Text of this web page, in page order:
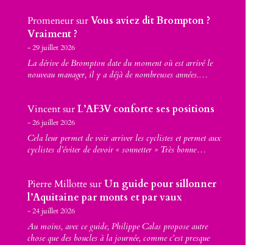
PromeneursurVous aviez dit Brompton ?
Vraiment ?
29 juillet 2026
La dérive de Brompton date du moment où est arrivé le
nouveau manager, il y a déjà de nombreuses années.…
VincentsurL’AF3V conforte ses positions
26 juillet 2026
Cela leur permet de voir arriver les cyclistes et permet aux
cyclistes d’éviter de devoir « sonnetter » Très bonne…
Pierre MillottesurUn guide pour sillonner
l’Aquitaine par monts et par vaux
24 juillet 2026
Au moins, avec ce guide, Philippe Calas propose autre
chose que des boucles à la journée, comme c'est presque